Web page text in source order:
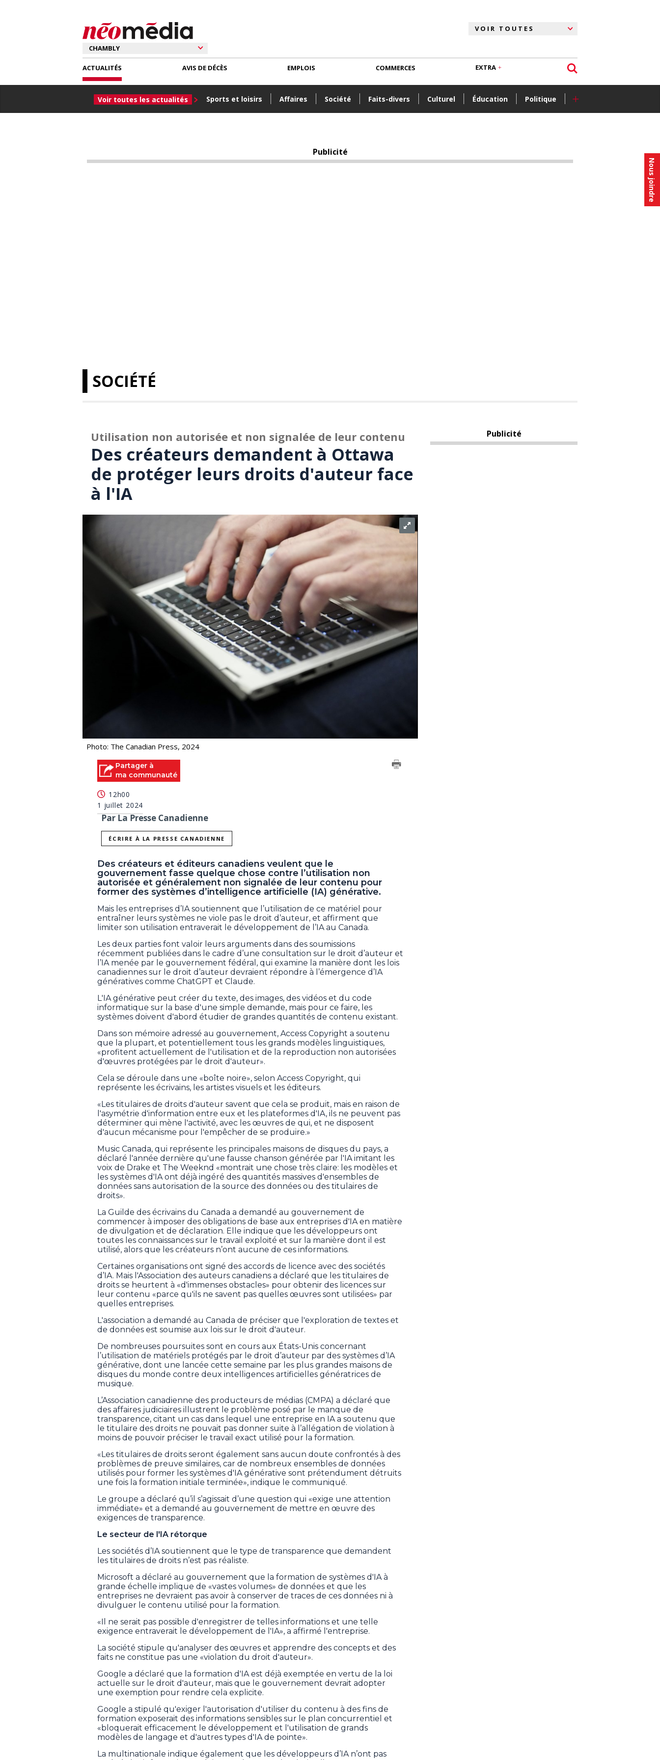
Nous joindre
ACTUALITÉS
Voir toutes les actualités Sports et loisirs Affaires Société Faits-divers Culturel Éducation Politique +
AVIS DE DÉCÈS EMPLOIS COMMERCES EXTRA
Publicité
SOCIÉTÉ
Utilisation non autorisée et non signalée de leur contenu
Des créateurs demandent à Ottawa
de protéger leurs droits d'auteur face
à l'IA
Photo: The Canadian Press, 2024
Partager à
ma communauté
12h00
1 juillet 2024
Par La Presse Canadienne
ÉCRIRE À LA PRESSE CANADIENNE
Des créateurs et éditeurs canadiens veulent que le
gouvernement fasse quelque chose contre l’utilisation non
autorisée et généralement non signalée de leur contenu pour
former des systèmes d’intelligence artificielle (IA) générative.
Mais les entreprises d’IA soutiennent que l’utilisation de ce matériel pour
entraîner leurs systèmes ne viole pas le droit d’auteur, et affirment que
limiter son utilisation entraverait le développement de l’IA au Canada.
Les deux parties font valoir leurs arguments dans des soumissions
récemment publiées dans le cadre d’une consultation sur le droit d’auteur et
l’IA menée par le gouvernement fédéral, qui examine la manière dont les lois
canadiennes sur le droit d’auteur devraient répondre à l’émergence d’IA
génératives comme ChatGPT et Claude.
L'IA générative peut créer du texte, des images, des vidéos et du code
informatique sur la base d'une simple demande, mais pour ce faire, les
systèmes doivent d'abord étudier de grandes quantités de contenu existant.
Dans son mémoire adressé au gouvernement, Access Copyright a soutenu
que la plupart, et potentiellement tous les grands modèles linguistiques,
«profitent actuellement de l'utilisation et de la reproduction non autorisées
d'œuvres protégées par le droit d'auteur».
Cela se déroule dans une «boîte noire», selon Access Copyright, qui
représente les écrivains, les artistes visuels et les éditeurs.
«Les titulaires de droits d'auteur savent que cela se produit, mais en raison de
l'asymétrie d'information entre eux et les plateformes d'IA, ils ne peuvent pas
déterminer qui mène l'activité, avec les œuvres de qui, et ne disposent
d'aucun mécanisme pour l'empêcher de se produire.»
Music Canada, qui représente les principales maisons de disques du pays, a
déclaré l'année dernière qu'une fausse chanson générée par l'IA imitant les
voix de Drake et The Weeknd «montrait une chose très claire: les modèles et
les systèmes d'IA ont déjà ingéré des quantités massives d'ensembles de
données sans autorisation de la source des données ou des titulaires de
droits».
La Guilde des écrivains du Canada a demandé au gouvernement de
commencer à imposer des obligations de base aux entreprises d'IA en matière
de divulgation et de déclaration. Elle indique que les développeurs ont
toutes les connaissances sur le travail exploité et sur la manière dont il est
utilisé, alors que les créateurs n’ont aucune de ces informations.
Certaines organisations ont signé des accords de licence avec des sociétés
d’IA. Mais l'Association des auteurs canadiens a déclaré que les titulaires de
droits se heurtent à «d'immenses obstacles» pour obtenir des licences sur
leur contenu «parce qu'ils ne savent pas quelles œuvres sont utilisées» par
quelles entreprises.
L'association a demandé au Canada de préciser que l'exploration de textes et
de données est soumise aux lois sur le droit d'auteur.
De nombreuses poursuites sont en cours aux États-Unis concernant
l’utilisation de matériels protégés par le droit d’auteur par des systèmes d’IA
générative, dont une lancée cette semaine par les plus grandes maisons de
disques du monde contre deux intelligences artificielles génératrices de
musique.
L’Association canadienne des producteurs de médias (CMPA) a déclaré que
des affaires judiciaires illustrent le problème posé par le manque de
transparence, citant un cas dans lequel une entreprise en IA a soutenu que
le titulaire des droits ne pouvait pas donner suite à l’allégation de violation à
moins de pouvoir préciser le travail exact utilisé pour la formation.
«Les titulaires de droits seront également sans aucun doute confrontés à des
problèmes de preuve similaires, car de nombreux ensembles de données
utilisés pour former les systèmes d'IA générative sont prétendument détruits
une fois la formation initiale terminée», indique le communiqué.
Le groupe a déclaré qu’il s’agissait d’une question qui «exige une attention
immédiate» et a demandé au gouvernement de mettre en œuvre des
exigences de transparence.
Le secteur de l'IA rétorque
Les sociétés d’IA soutiennent que le type de transparence que demandent
les titulaires de droits n’est pas réaliste.
Microsoft a déclaré au gouvernement que la formation de systèmes d'IA à
grande échelle implique de «vastes volumes» de données et que les
entreprises ne devraient pas avoir à conserver de traces de ces données ni à
divulguer le contenu utilisé pour la formation.
«Il ne serait pas possible d'enregistrer de telles informations et une telle
exigence entraverait le développement de l'IA», a affirmé l'entreprise.
La société stipule qu'analyser des œuvres et apprendre des concepts et des
faits ne constitue pas une «violation du droit d'auteur».
Google a déclaré que la formation d'IA est déjà exemptée en vertu de la loi
actuelle sur le droit d'auteur, mais que le gouvernement devrait adopter
une exemption pour rendre cela explicite.
Google a stipulé qu'exiger l'autorisation d'utiliser du contenu à des fins de
formation exposerait des informations sensibles sur le plan concurrentiel et
«bloquerait efficacement le développement et l'utilisation de grands
modèles de langage et d'autres types d'IA de pointe».
La multinationale indique également que les développeurs d’IA n’ont pas
Publicité